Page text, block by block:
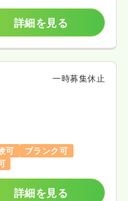
詳細を見る
一時募集休止
可
ブランク可
詳細を見る